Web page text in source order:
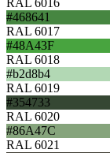
#468641
RAL 6017
#48A43F
RAL 6018
#b2d8b4
RAL 6019
#354733
RAL 6020
#86A47C
RAL 6021